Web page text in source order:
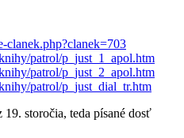
clanek.php?clanek=703
patrol/p_just_1_apol.htm
patrol/p_just_2_apol.htm
patrol/p_just_dial_tr.htm
storočia, teda písané dosť